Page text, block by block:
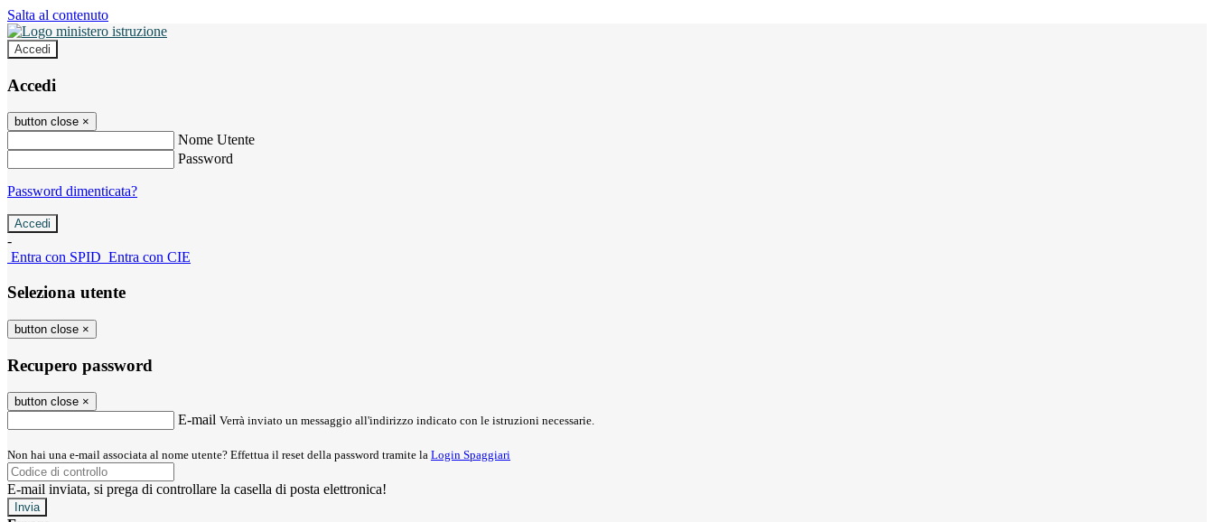
Salta al contenuto
Accedi
Accedi
button close ×
Nome Utente
Password
Password dimenticata?
-
Entra con SPID Entra con CIE
Seleziona utente
button close ×
Recupero password
button close ×
E-mail Verrà inviato un messaggio all'indirizzo indicato con le istruzioni necessarie.
Non hai una e-mail associata al nome utente? Effettua il reset della password tramite la Login Spaggiari
E-mail inviata, si prega di controllare la casella di posta elettronica!